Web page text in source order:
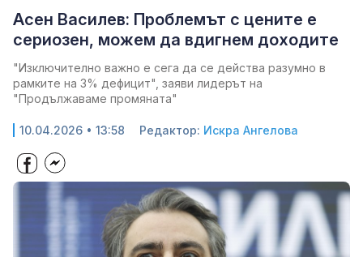
Асен Василев: Проблемът с цените е
сериозен, можем да вдигнем доходите
"Изключително важно е сега да се действа разумно в
рамките на 3% дефицит", заяви лидерът на
"Продължаваме промяната"
10.04.2026 • 13:58 Редактор: Искра Ангелова